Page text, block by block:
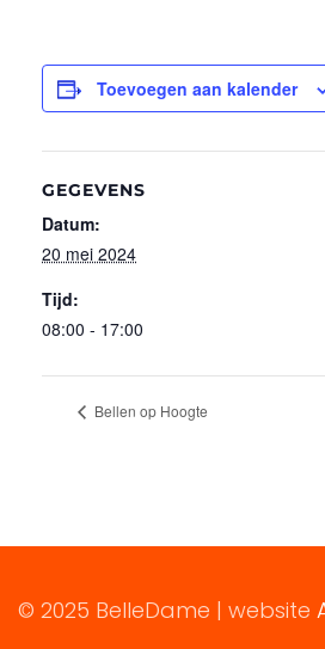
Toevoegen aan kalender
GEGEVENS
Datum:
20 mei 2024
Tijd:
08:00 - 17:00
Bellen op Hoogte
© 2025 BelleDame | website